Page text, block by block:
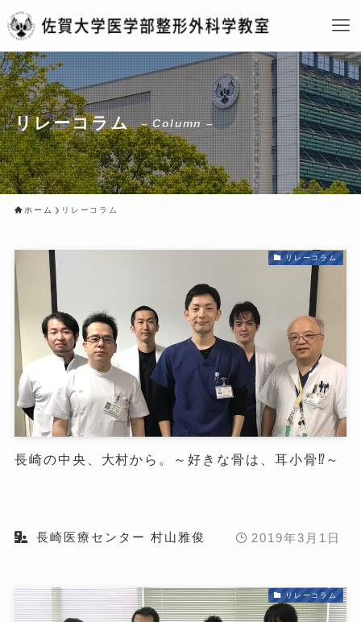
リレーコラム – Column –
ホーム リレーコラム
リレーコラム
長崎の中央、大村から。～好きな骨は、耳小骨⁉～
長崎医療センター 村山雅俊 2019年3月1日
リレーコラム